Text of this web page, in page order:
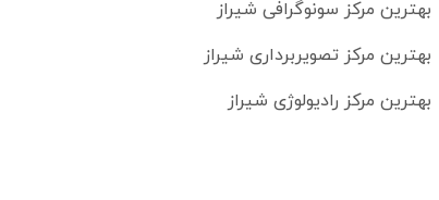
بهترین مرکز سونوگرافی شیراز
بهترین مرکز تصویربرداری شیراز
بهترین مرکز رادیولوژی شیراز